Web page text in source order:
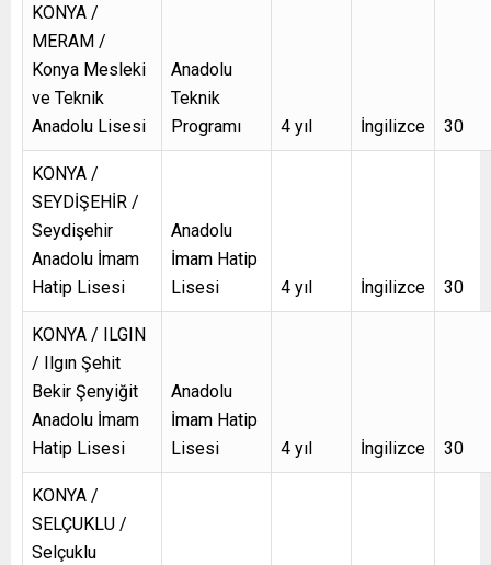
KONYA /
MERAM /
Konya Mesleki
ve Teknik
Anadolu Lisesi
Anadolu
Teknik
Programı
4 yıl İngilizce 30
KONYA /
SEYDİŞEHİR /
Seydişehir
Anadolu İmam
Hatip Lisesi
Anadolu
İmam Hatip
Lisesi
4 yıl İngilizce 30
KONYA / ILGIN
/ Ilgın Şehit
Bekir Şenyiğit
Anadolu İmam
Hatip Lisesi
Anadolu
İmam Hatip
Lisesi
4 yıl İngilizce 30
KONYA /
SELÇUKLU /
Selçuklu